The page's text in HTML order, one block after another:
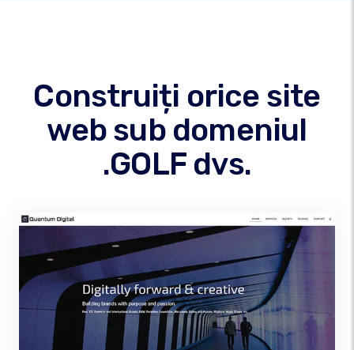
Construiți orice site
web sub domeniul
.GOLF dvs.